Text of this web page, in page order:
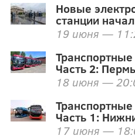
Новые
станции
19 июня —
Часть 2:
18 июня —
Часть 1:
17 июня —